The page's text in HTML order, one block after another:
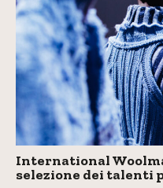
International
selezione dei talenti